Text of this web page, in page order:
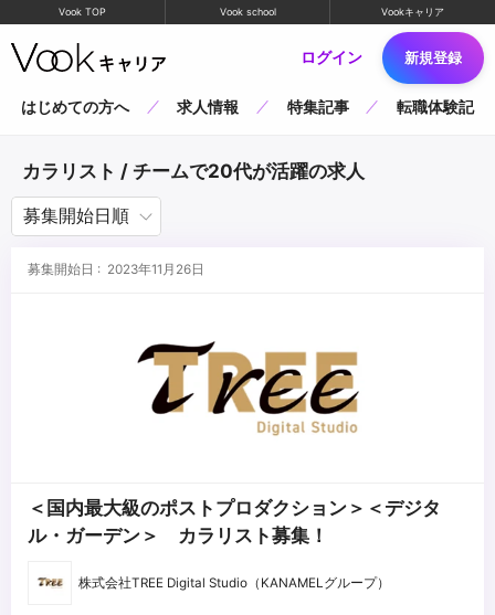
Vook TOP Vook school Vookキャリア
ログイン 新規登録
はじめての方へ 求人情報 特集記事 転職体験記
カラリスト / チームで20代が活躍の求人
募集開始日 : 2023年11月26日
＜国内最大級のポストプロダクション＞＜デジタ
ル・ガーデン＞ カラリスト募集！
株式会社TREE Digital Studio（KANAMELグループ）